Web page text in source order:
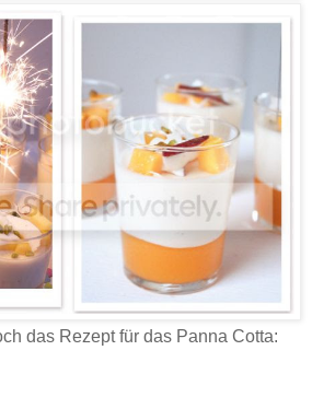
das Rezept für das Panna Cotta: